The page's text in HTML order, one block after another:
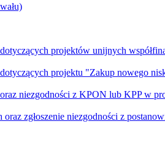
projektów unijnych
projektu "Zakup nowego
niezgodności z KPON lub KPP w
zgłoszenie niezgodności z